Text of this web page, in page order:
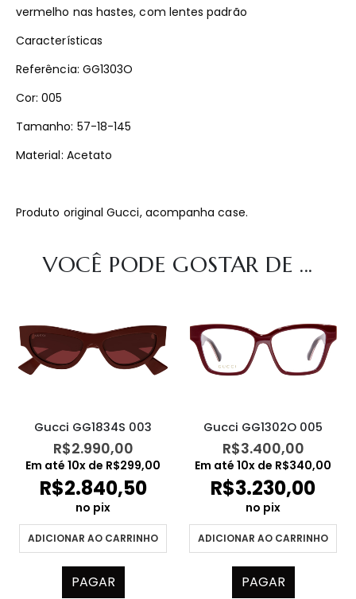
vermelho nas hastes, com lentes padrão
Características
Referência: GG1303O
Cor: 005
Tamanho: 57-18-145
Material: Acetato
Produto original Gucci, acompanha case.
VOCÊ PODE GOSTAR DE ...
Gucci GG1834S 003
R$2.990,00
Em até 10x de R$299,00
R$2.840,50
no pix
ADICIONAR AO CARRINHO
PAGAR
Gucci GG1302O 005
R$3.400,00
Em até 10x de R$340,00
R$3.230,00
no pix
ADICIONAR AO CARRINHO
PAGAR